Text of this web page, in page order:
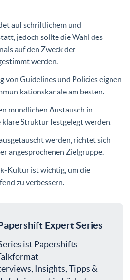
auf schriftlichem und
jedoch sollte die Wahl des
auf den Zweck der
werden.
von Guidelines und Policies eignen
am besten.
mündlichen Austausch in
Struktur festgelegt werden.
werden, richtet sich
angesprochenen Zielgruppe.
Kultur ist wichtig, um die
zu verbessern.
Expert Series
ist Papershifts
–
Insights, Tipps &